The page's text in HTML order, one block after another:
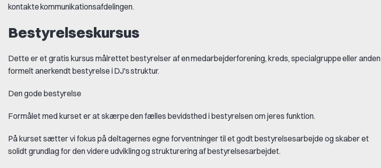
kontaktekommunikationsafdelingen.
Bestyrelseskursus
Dette er et gratis kursus målrettet bestyrelser af en medarbejderforening, kreds, specialgruppe eller anden
formelt anerkendt bestyrelse i DJ's struktur.
Den gode bestyrelse
Formålet med kurset er at skærpeden fælles bevidsthed i bestyrelsen om jeres funktion.
På kurset sætter vi fokus på deltagernes egne forventninger til et godt bestyrelsesarbejde og skaber et
solidt grundlag for den videre udviklingog strukturering af bestyrelsesarbejdet.